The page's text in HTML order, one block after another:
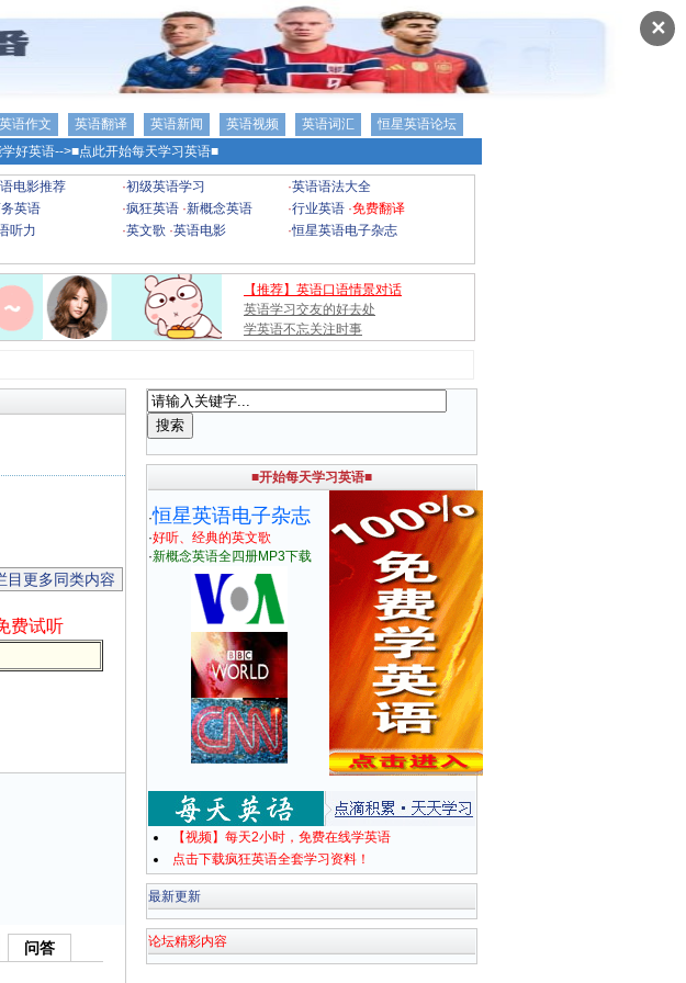
✕
英语作文 英语翻译 英语新闻 英语视频 英语词汇
恒星英语论坛
好英语-->■点此开始每天学习英语■
电影推荐 ·初级英语学习 ·英语语法大全
英语 ·疯狂英语 ·新概念英语 ·行业英语 ·免费翻译
听力 ·英文歌 ·英语电影 ·恒星英语电子杂志
【推荐】英语口语情景对话
英语学习交友的好去处
学英语不忘关注时事
目更多同类内容
费试听
问答
■开始每天学习英语■
·恒星英语电子杂志
·好听、经典的英文歌
·新概念英语全四册MP3下载
【视频】每天2小时，免费在线学英语
点击下载疯狂英语全套学习资料！
最新更新
论坛精彩内容